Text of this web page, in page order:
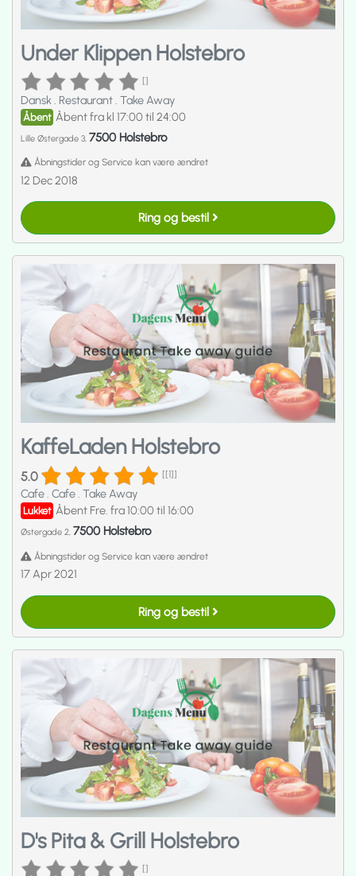
Under Klippen Holstebro
[]
Dansk. Restaurant. Take Away
Åbent Åbent fra kl 17:00 til 24:00
Lille Østergade 3, 7500 Holstebro
Åbningstider og Service kan være ændret
12 Dec 2018
Ring og bestil
KaffeLaden Holstebro
5.0 [[1]]
Cafe. Cafe. Take Away
Lukket Åbent Fre. fra 10:00 til 16:00
Østergade 2, 7500 Holstebro
Åbningstider og Service kan være ændret
17 Apr 2021
Ring og bestil
D's Pita & Grill Holstebro
[]